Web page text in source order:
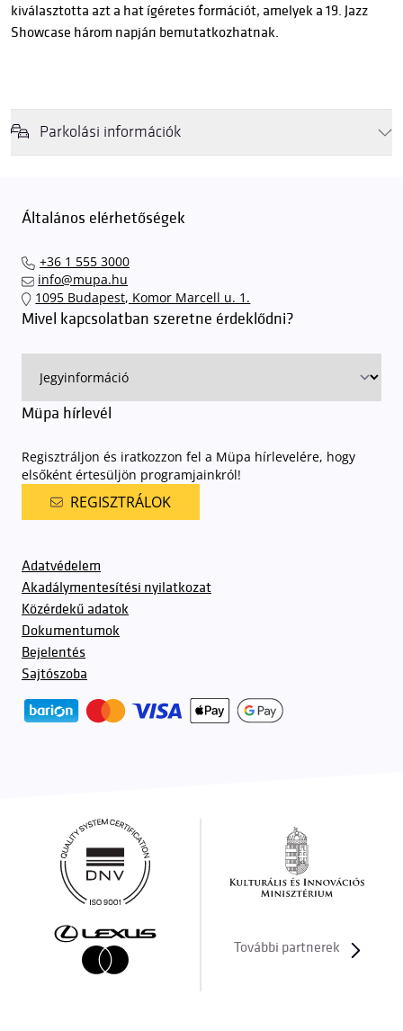
kiválasztotta azt a hat ígéretes formációt, amelyek a 19. Jazz
Showcase három napján bemutatkozhatnak.
Parkolási információk
érkezéskor megnövekedett várakozási idővel érdemes kalkulálni. Ezt
azt javasoljuk kedves közönségünknek, induljanak
találhassák meg a legideálisabb parkolóhelyet és
érkezhessenek meg előadásainkra
sorompókat rendszámfelismerő automatika nyitja.
ingyenes azon vendégeink számára, akik egy aznapi fizetős
rendjének részletes leírásaelérhető itt.
Általános elérhetőségek
+36 1 555 3000
info@mupa.hu
1095 Budapest, Komor Marcell u. 1.
Mivel kapcsolatban szeretne érdeklődni?
Müpa hírlevél
Regisztráljon és iratkozzon fel a Müpa hírlevelére, hogy
elsőként értesüljön programjainkról!
REGISZTRÁLOK
Adatvédelem
Akadálymentesítési nyilatkozat
Közérdekű adatok
Dokumentumok
Bejelentés
Sajtószoba
További partnerek